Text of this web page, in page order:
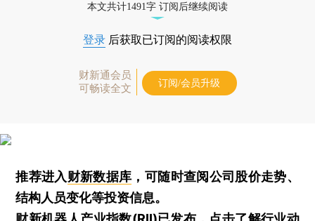
本文共计1491字 订阅后继续阅读
登录 后获取已订阅的阅读权限
财新通会员
可畅读全文
订阅/会员升级
推荐进入财新数据库 ，可随时查阅公司股价走势、
结构人员变化等投资信息。